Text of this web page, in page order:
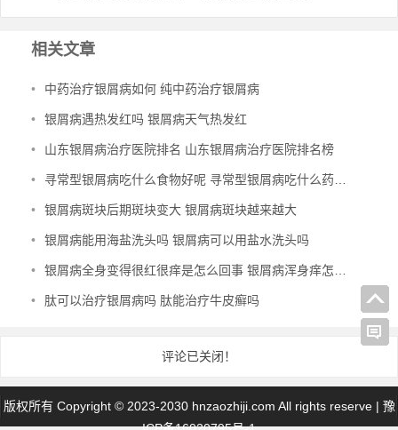
相关文章
• 中药治疗银屑病如何 纯中药治疗银屑病
• 银屑病遇热发红吗 银屑病天气热发红
• 山东银屑病治疗医院排名 山东银屑病治疗医院排名榜
• 寻常型银屑病吃什么食物好呢 寻常型银屑病吃什么药效果好
• 银屑病斑块后期斑块变大 银屑病斑块越来越大
• 银屑病能用海盐洗头吗 银屑病可以用盐水洗头吗
• 银屑病全身变得很红很痒是怎么回事 银屑病浑身痒怎么办
• 肽可以治疗银屑病吗 肽能治疗牛皮癣吗
评论已关闭！
版权所有 Copyright © 2023-2030 hnzaozhiji.com All rights reserve | 豫